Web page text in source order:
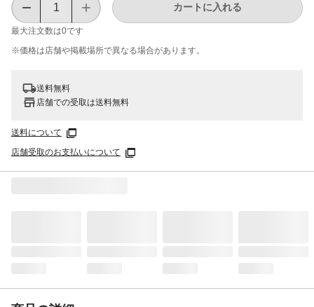
最大注文数は0です
カートに入れる
※価格は​店舗や​掲載場所で​異なる​場合が​あります。
送料無料
店舗での受取は送料無料
送料について
店舗受取のお支払いについて